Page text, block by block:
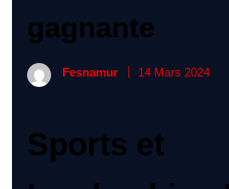
gagnante
Fesnamur 14 Mars 2024
Sports et